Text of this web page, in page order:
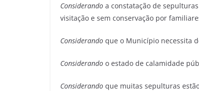
Considerando a constatação de
visitação e sem conservação por
Considerando que o Município necessita
Considerando o estado de calamidade
Considerando que muitas sepulturas